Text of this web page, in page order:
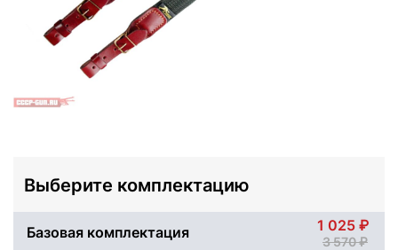
Выберите комплектацию
Базовая комплектация 1 025
3 570